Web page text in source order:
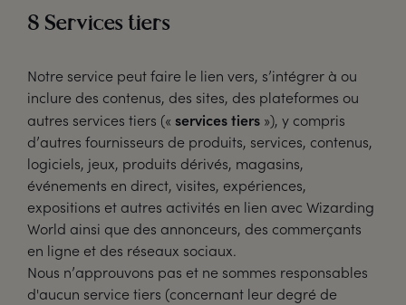
8 Services tiers
Notre service peut faire le lien vers, s’intégrer à ou
inclure des contenus, des sites, des plateformes ou
autres services tiers (« services tiers »), y compris
d’autres fournisseurs de produits, services, contenus,
logiciels, jeux, produits dérivés, magasins,
événements en direct, visites, expériences,
expositions et autres activités en lien avec Wizarding
World ainsi que des annonceurs, des commerçants
en ligne et des réseaux sociaux.
Nous n’approuvons pas et ne sommes responsables
d'aucun service tiers (concernant leur degré de